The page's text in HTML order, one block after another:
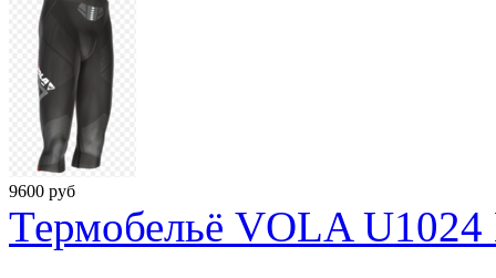
9600 руб
Термобельё VOLA